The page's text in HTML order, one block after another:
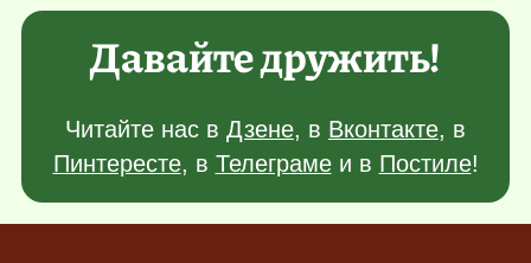
Давайте дружить!
Читайте нас в Дзене, в Вконтакте, в
Пинтересте, в Телеграмеи в Постиле!